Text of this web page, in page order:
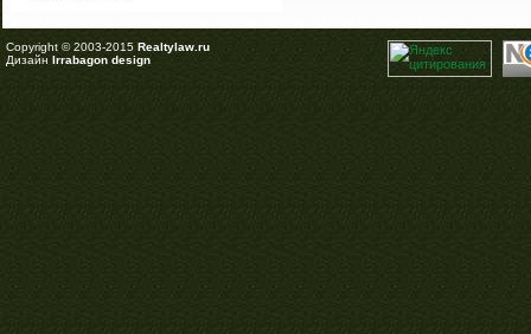
Copyright © 2003-2015 Realtylaw.ru
Дизайн Irrabagon design